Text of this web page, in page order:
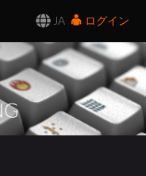
JA
ログイン